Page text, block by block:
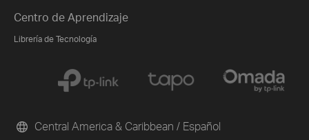
Centro de Aprendizaje
Librería de Tecnología
Central America & Caribbean / Español